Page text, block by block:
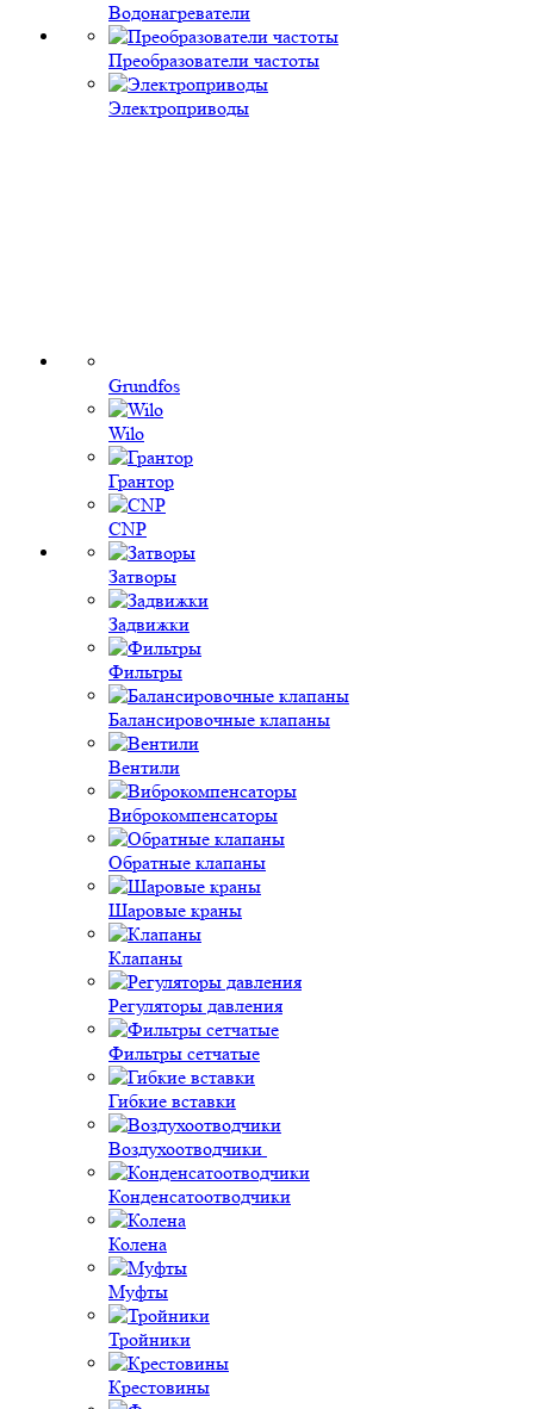
Водонагреватели
Преобразователи частоты
Электроприводы
Grundfos
Wilo
Грантор
CNP
Затворы
Задвижки
Фильтры
Балансировочные клапаны
Вентили
Виброкомпенсаторы
Обратные клапаны
Шаровые краны
Клапаны
Регуляторы давления
Фильтры сетчатые
Гибкие вставки
Воздухоотводчики
Конденсатоотводчики
Колена
Муфты
Тройники
Крестовины